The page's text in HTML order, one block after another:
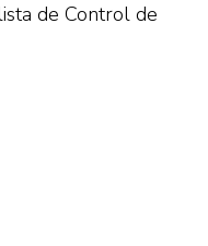
de Control de